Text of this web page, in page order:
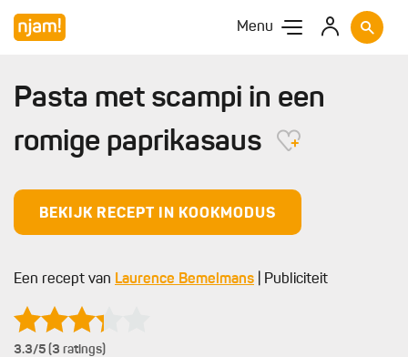
Menu
Pasta met scampi in een
romige paprikasaus
BEKIJK RECEPT IN KOOKMODUS
Een recept van Laurence Bemelmans | Publiciteit
3.3/5 (3 ratings)